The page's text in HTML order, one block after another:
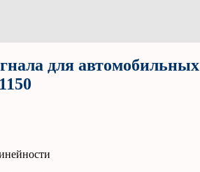
для автомобильных